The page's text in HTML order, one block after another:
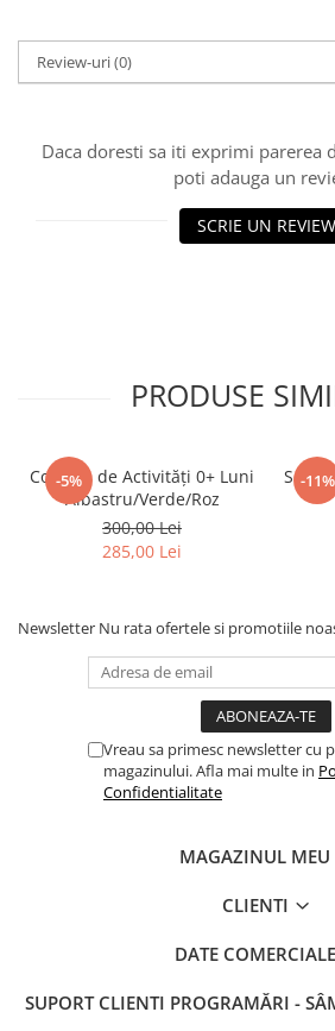
Review-uri(0)
Daca doresti sa iti exprimi parerea
poti adauga un
SCRIE UN REVIEW
PRODUSE
-5%
Covoraș de Activități 0+ Luni
Albastru/Verde/Roz
300,00 Lei
285,00 Lei
-11%
Set
Newsletter Nu rata ofertele si promotiile
Vreau sa primesc newsletter cu
magazinului. Afla mai multe in
Confidentialitate
MAGAZINUL MEU
CLIENTI
DATE COMERCIALE
SUPORT CLIENTI PROGRAMĂRI -